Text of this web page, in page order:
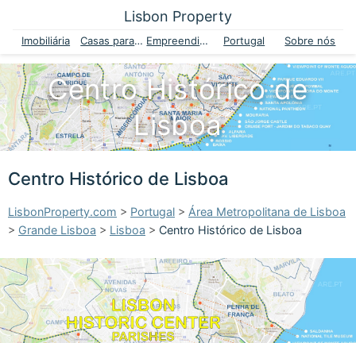
Lisbon Property
Imobiliária Casas para venda Empreendimentos Portugal Sobre nós
Centro Histórico de
Lisboa
Centro Histórico de Lisboa
LisbonProperty.com > Portugal > Área Metropolitana de Lisboa
> Grande Lisboa > Lisboa > Centro Histórico de Lisboa